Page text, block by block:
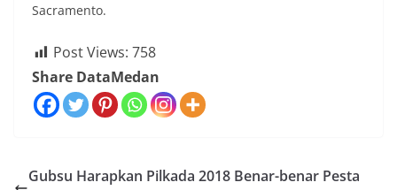
Sacramento.
Post Views: 758
Share DataMedan
Gubsu Harapkan Pilkada 2018 Benar-benar Pesta